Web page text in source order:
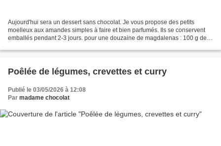
Aujourd'hui sera un dessert sans chocolat. Je vous propose des petits
moelleux aux amandes simples à faire et bien parfumés. Ils se conservent
emballés pendant 2-3 jours. pour une douzaine de magdalenas : 100 g de
Poêlée de légumes, crevettes et curry
Publié le 03/05/2026 à 12:08
Par madame chocolat